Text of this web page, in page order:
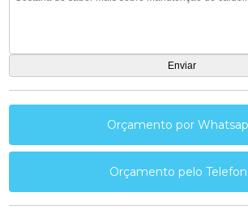
Orçamento por
Orçamento pelo